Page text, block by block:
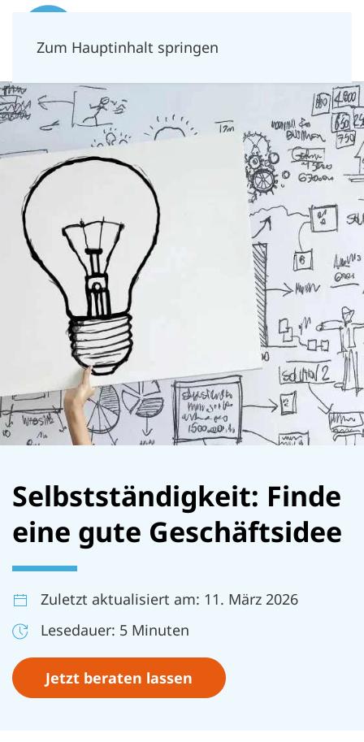
Zum Hauptinhalt springen
Selbstständigkeit: Finde
eine gute Geschäftsidee
Zuletzt aktualisiert am: 11. März 2026
Lesedauer: 5 Minuten
Jetzt beraten lassen